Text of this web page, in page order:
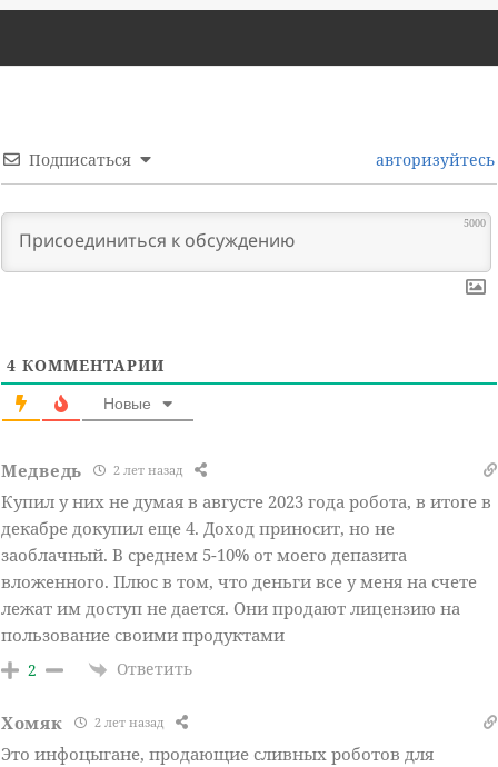
Подписаться авторизуйтесь
5000
4 КОММЕНТАРИИ
Новые
Медведь 2 лет назад
Купил у них не думая в августе 2023 года робота, в итоге в
декабре докупил еще 4. Доход приносит, но не
заоблачный. В среднем 5-10% от моего депазита
вложенного. Плюс в том, что деньги все у меня на счете
лежат им доступ не дается. Они продают лицензию на
пользование своими продуктами
2 Ответить
Хомяк 2 лет назад
Это инфоцыгане, продающие сливных роботов для